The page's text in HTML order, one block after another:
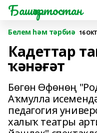
Башҡортостан
Белем һәм тәрбиә 16
Кадеттар
ҡәнәғәт
Бөгөн Өфөнөң
Аҡмулла
педагогия
халыҡ театры